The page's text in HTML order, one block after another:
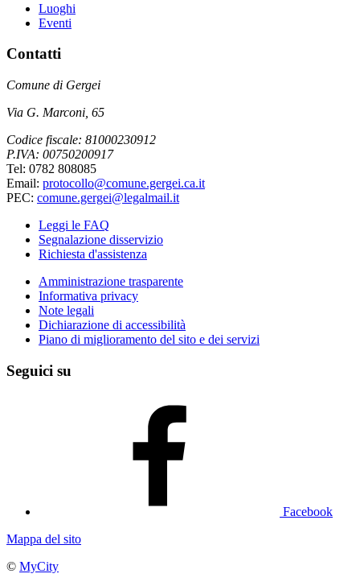
Luoghi
Eventi
Contatti
Comune di Gergei
Via G. Marconi, 65
Codice fiscale: 81000230912
P.IVA: 00750200917
Tel: 0782 808085
Email: protocollo@comune.gergei.ca.it
PEC: comune.gergei@legalmail.it
Leggi le FAQ
Segnalazione disservizio
Richiesta d'assistenza
Amministrazione trasparente
Informativa privacy
Note legali
Dichiarazione di accessibilità
Piano di miglioramento del sito e dei servizi
Seguici su
Facebook
Mappa del sito
© MyCity